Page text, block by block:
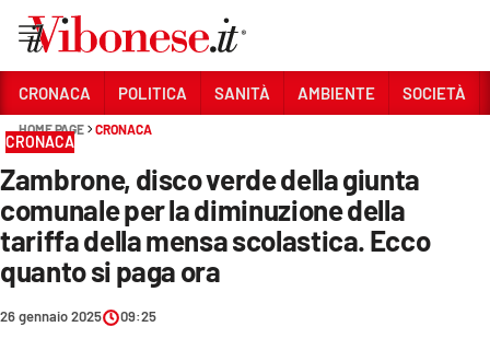
Sezioni
CRONACA
POLITICA
SANITÀ
AMBIENTE
CRONACA POLITICA SANITÀ AMBIENTE SOCIETÀ
HOME PAGE CRONACA
CRONACA
Zambrone, disco verde della giunta
comunale per la diminuzione della
tariffa della mensa scolastica. Ecco
quanto si paga ora
26 gennaio 2025 09:25